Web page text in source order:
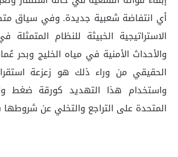
أي انتفاضة شعبية جديدة. وفي سياق
الاستراتيجية الخبيثة للنظام المتمثلة
والأحداث الأمنية في مياه الخليج وبحر
الحقيقي من وراء ذلك هو زعزعة
واستخدام هذا التهديد كورقة ضغط
المتحدة على التراجع والتخلي عن